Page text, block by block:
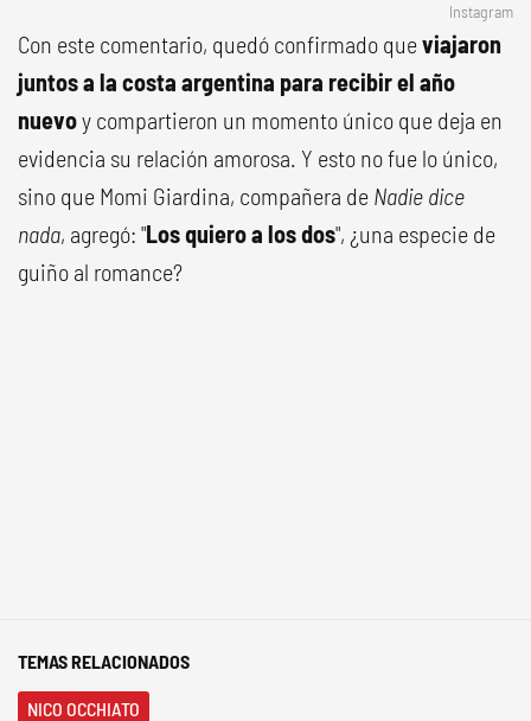
Instagram
Con este comentario, quedó confirmado queviajaron
juntos a la costa argentina para recibir el año
nuevoy compartieron un momento único que deja en
evidencia su relación amorosa. Y esto no fue lo único,
sino que Momi Giardina, compañera de Nadie dice
nada, agregó: "Los quiero a los dos", ¿una especie de
guiño al romance?
TEMAS RELACIONADOS
NICO OCCHIATO